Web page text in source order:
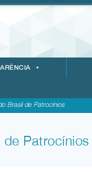
Brasil de Patrocínios
Patrocínios